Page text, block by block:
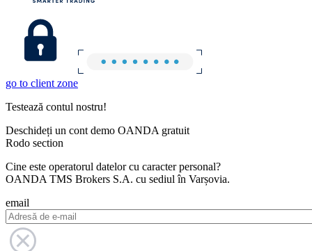
go to client zone
Testează contul nostru!
Deschideți un cont demo OANDA gratuit
Rodo section
Cine este operatorul datelor cu caracter personal?
OANDA TMS Brokers S.A. cu sediul în Varșovia.
email